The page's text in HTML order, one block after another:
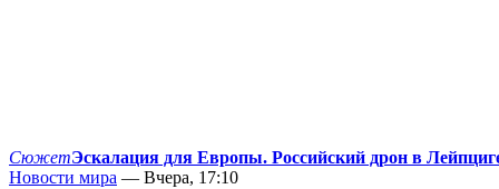
СюжетЭскалация для Европы. Российский дрон в
Новости мира — Вчера, 17:10